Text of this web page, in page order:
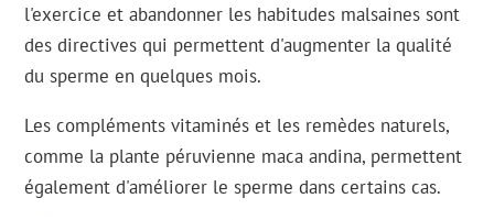
l'exercice et abandonner les habitudes malsaines sont
des directives qui permettent d'augmenter la qualité
du sperme en quelques mois.
Les compléments vitaminés et les remèdes naturels,
comme la plante péruvienne maca andina, permettent
également d'améliorer le sperme dans certains cas.